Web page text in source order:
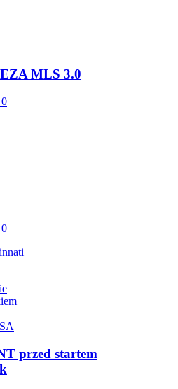
MLS 3.0
0
0
przed startem